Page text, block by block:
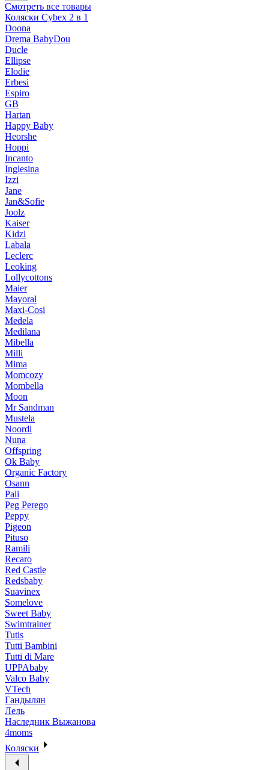
Смотреть все товары
Коляски Cybex 2 в 1
Doona
Drema BabyDou
Ducle
Ellipse
Elodie
Erbesi
Espiro
GB
Hartan
Happy Baby
Heorshe
Hoppi
Incanto
Inglesina
Izzi
Jane
Jan&Sofie
Joolz
Kaiser
Kidzi
Labala
Leclerc
Leoking
Lollycottons
Maier
Mayoral
Maxi-Cosi
Medela
Medilana
Mibella
Milli
Mima
Momcozy
Mombella
Moon
Mr Sandman
Mustela
Noordi
Nuna
Offspring
Ok Baby
Organic Factory
Osann
Pali
Peg Perego
Peppy
Pigeon
Pituso
Ramili
Recaro
Red Castle
Redsbaby
Suavinex
Somelove
Sweet Baby
Swimtrainer
Tutis
Tutti Bambini
Tutti di Mare
UPPAbaby
Valco Baby
VTech
Гандылян
Лель
Наследник Выжанова
4moms
Коляски